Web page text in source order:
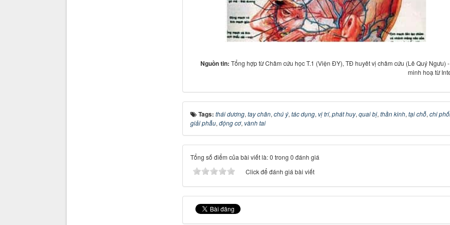
Nguồn tin:Tổng hợp từ Châm cứu học T.1 (Viện ĐY), TĐ huyêt vị châm cứu (Lê Quý Ngưu)
minh hoạ từ
Tags: thái dương, tay chân, chú ý, tác dụng, vị trí, phát huy, quai bị, thần kinh, tại chỗ, chi
giải phẫu, động cơ, vành tai
Tổng số điểm của bài viết là: 0 trong 0 đánh giá
Click để đánh giá bài viết